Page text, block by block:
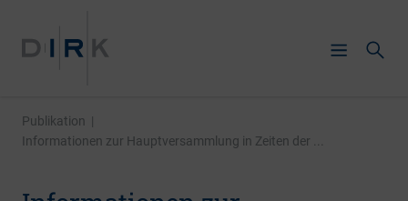
Publikation |
Informationen zur Hauptversammlung in Zeiten der ...